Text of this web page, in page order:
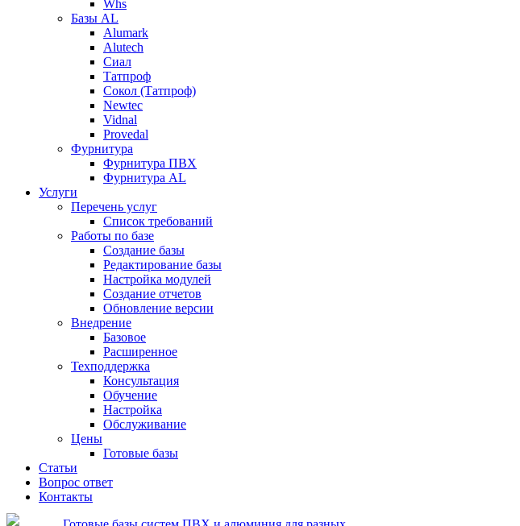
Whs
Базы AL
Alumark
Alutech
Сиал
Tатпроф
Сокол (Татпроф)
Newtec
Vidnal
Provedal
Фурнитура
Фурнитура ПВХ
Фурнитура AL
Услуги
Перечень услуг
Список требований
Работы по базе
Создание базы
Редактирование базы
Настройка модулей
Создание отчетов
Обновление версии
Внедрение
Базовое
Расширенное
Техподдержка
Консультация
Обучение
Настройка
Обслуживание
Цены
Готовые базы
Статьи
Вопрос ответ
Контакты